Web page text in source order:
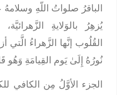
الباقرُ صلواتُ اللّهِ وسلامهُ
يُزهِرُ بالوَلايةِ
القُلُوب إنَّها الزَّهراءُ الَّتي
نُورُهُ إِلَىٰ يَوم القِيامَةِ وَهُو